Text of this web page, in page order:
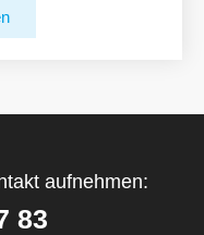
aufnehmen:
83